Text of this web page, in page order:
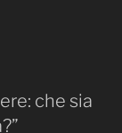
che sia